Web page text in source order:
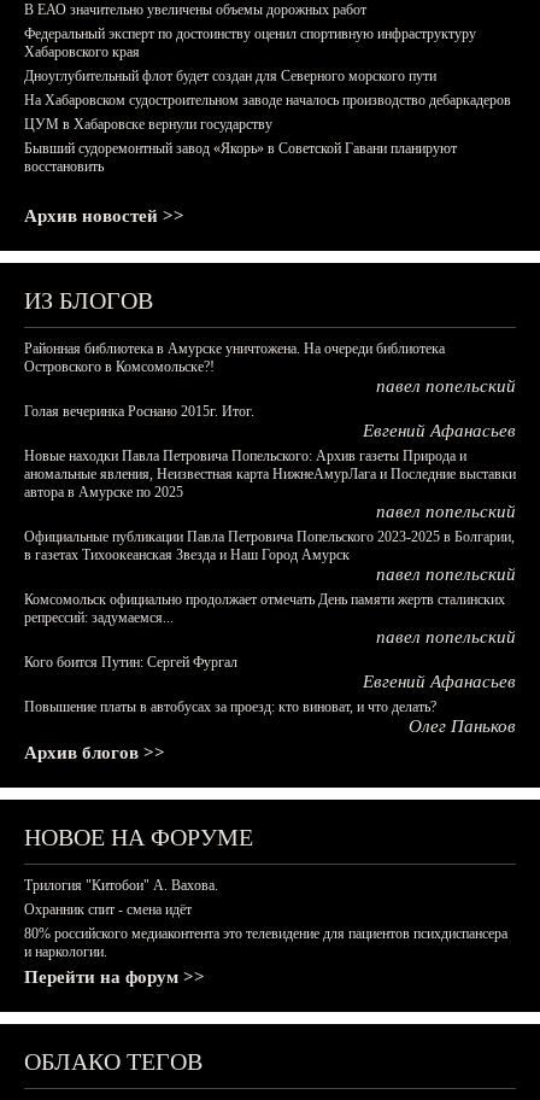
В ЕАО значительно увеличены объемы дорожных работ
Федеральный эксперт по достоинству оценил спортивную инфраструктуру
Хабаровского края
Дноуглубительный флот будет создан для Северного морского пути
На Хабаровском судостроительном заводе началось производство дебаркадеров
ЦУМ в Хабаровске вернули государству
Бывший судоремонтный завод «Якорь» в Советской Гавани планируют
восстановить
Архив новостей >>
ИЗ БЛОГОВ
Районная библиотека в Амурске уничтожена. На очереди библиотека
Островского в Комсомольске?!
павел попельский
Голая вечеринка Роснано 2015г. Итог.
Евгений Афанасьев
Новые находки Павла Петровича Попельского: Архив газеты Природа и
аномальные явления, Неизвестная карта НижнеАмурЛага и Последние выставки
автора в Амурске по 2025
павел попельский
Официальные публикации Павла Петровича Попельского 2023-2025 в Болгарии,
в газетах Тихоокеанская Звезда и Наш Город Амурск
павел попельский
Комсомольск официально продолжает отмечать День памяти жертв сталинских
репрессий: задумаемся...
павел попельский
Кого боится Путин: Сергей Фургал
Евгений Афанасьев
Повышение платы в автобусах за проезд: кто виноват, и что делать?
Олег Паньков
Архив блогов >>
НОВОЕ НА ФОРУМЕ
Трилогия "Китобои" А. Вахова.
Охранник спит - смена идёт
80% российского медиаконтента это телевидение для пациентов психдиспансера
и наркологии.
Перейти на форум >>
ОБЛАКО ТЕГОВ